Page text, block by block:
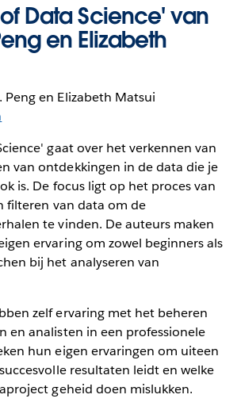
Data Science' van
en Elizabeth
Peng en Elizabeth Matsui
gaat over het verkennen van
van ontdekkingen in de data die je
is. De focus ligt op het proces van
filteren van data om de
te vinden. De auteurs maken
ervaring om zowel beginners als
bij het analyseren van
zelf ervaring met het beheren
en analisten in een professionele
hun eigen ervaringen om uiteen
resultaten leidt en welke
geheid doen mislukken.